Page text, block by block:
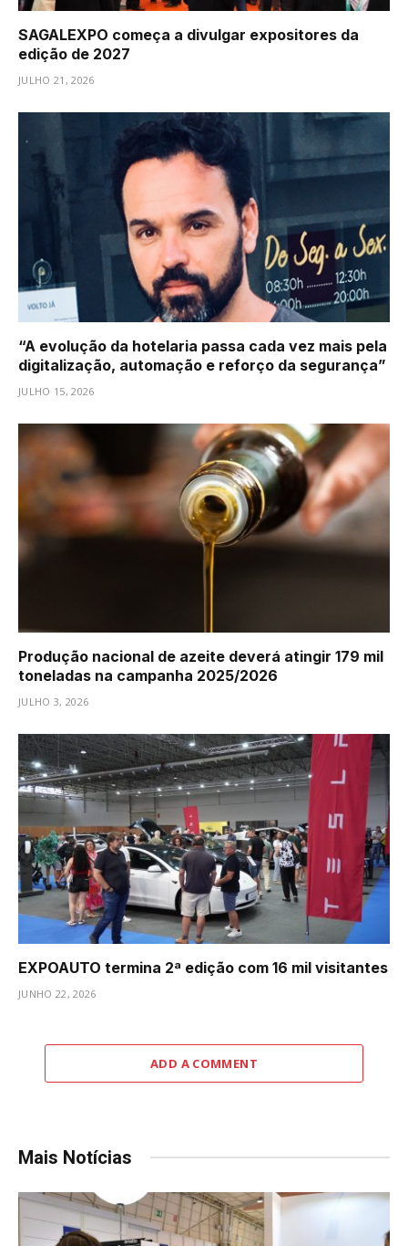
SAGALEXPO começa a divulgar expositores da
edição de 2027
JULHO 21, 2026
“A evolução da hotelaria passa cada vez mais pela
digitalização, automação e reforço da segurança”
JULHO 15, 2026
Produção nacional de azeite deverá atingir 179 mil
toneladas na campanha 2025/2026
JULHO 3, 2026
EXPOAUTO termina 2ª edição com 16 mil visitantes
JUNHO 22, 2026
ADD A COMMENT
Mais Notícias